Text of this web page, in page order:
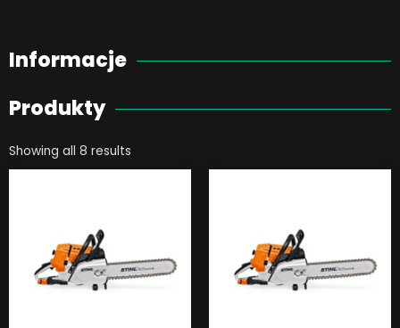
Informacje
Produkty
Showing all 8 results